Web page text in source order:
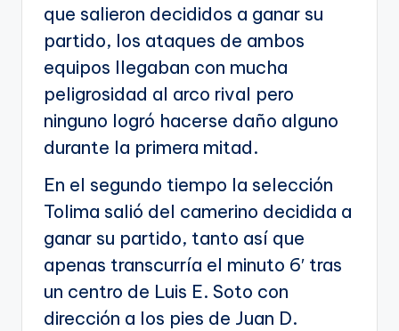
que salieron decididos a ganar su
partido, los ataques de ambos
equipos llegaban con mucha
peligrosidad al arco rival pero
ninguno logró hacerse daño alguno
durante la primera mitad.
En el segundo tiempo la selección
Tolima salió del camerino decidida a
ganar su partido, tanto así que
apenas transcurría el minuto 6′ tras
un centro de Luis E. Soto con
dirección a los pies de Juan D.